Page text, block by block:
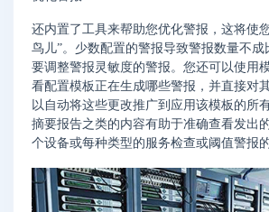
还内置了工具来帮助您优化警报，这将使
鸟儿”。少数配置的警报导致警报数量不
要调整警报灵敏度的警报。您还可以使用
看配置模板正在生成哪些警报，并直接对
以自动将这些更改推广到应用该模板的所
摘要报告之类的内容有助于准确查看发出
个设备或每种类型的服务检查或阈值警报